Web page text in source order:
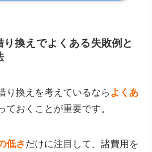
り換えでよくある失敗例と
り換えを考えているなら よくあ
ておくことが重要です。
低さだけに注目して、諸費用を